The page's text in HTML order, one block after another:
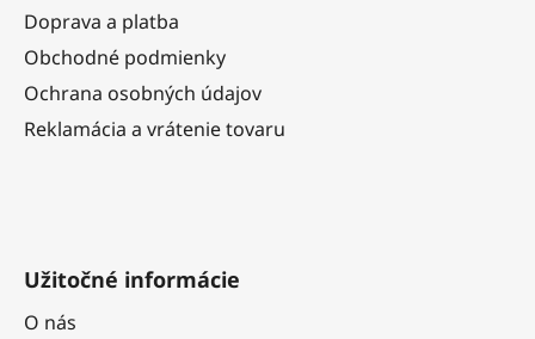
Doprava a platba
Obchodné podmienky
Ochrana osobných údajov
Reklamácia a vrátenie tovaru
Užitočné informácie
O nás